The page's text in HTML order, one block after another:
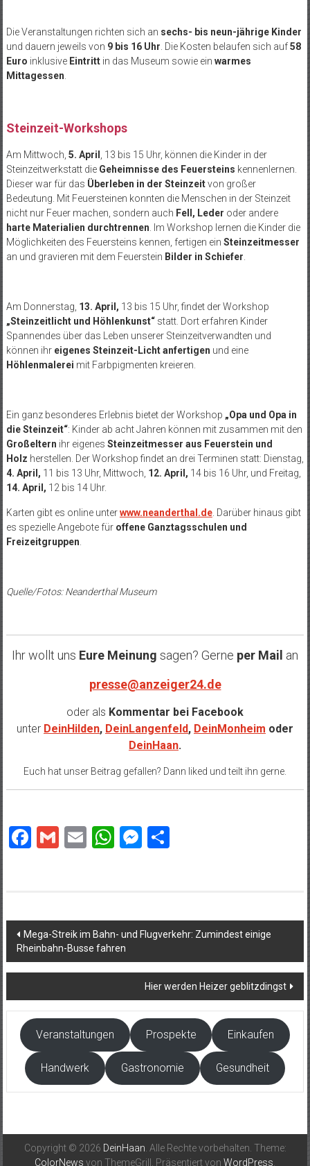
Die Veranstaltungen richten sich an sechs- bis neun-jährige Kinder
und dauern jeweils von 9 bis 16 Uhr . Die Kosten belaufen sich auf58
Euro inklusive Eintrittin das Museum sowie ein warmes
Mittagessen
Steinzeit-Workshops
Am Mittwoch, 5. April , 13 bis 15 Uhr, können die Kinder in der
Steinzeitwerkstatt die Geheimnisse des Feuersteins kennenlernen.
Dieser war für das Überleben in der Steinzeitvon großer
Bedeutung. Mit Feuersteinen konnten die Menschen in der Steinzeit
nicht nur Feuer machen, sondern auch Fell, Leder oder andere
harte Materialien durchtrennen . Im Workshop lernen die Kinder die
Möglichkeiten des Feuersteins kennen, fertigen ein Steinzeitmesser
an und gravieren mit dem Feuerstein Bilder in Schiefer
Am Donnerstag, 13. April, 13 bis 15 Uhr, findet der Workshop
„Steinzeitlicht und Höhlenkunst“statt. Dort erfahren Kinder
Spannendes über das Leben unserer Steinzeitverwandten und
können ihr eigenes Steinzeit-Licht anfertigen und eine
Höhlenmalerei mit Farbpigmenten kreieren.
Ein ganz besonderes Erlebnis bietet der Workshop „Opa und Opa in
die Steinzeit“: Kinder ab acht Jahren können mit zusammen mit den
Großeltern ihr eigenes Steinzeitmesser aus Feuerstein und
Holz herstellen. Der Workshop findet an drei Terminen statt: Dienstag,
4. April, 11 bis 13 Uhr, Mittwoch, 12. April, 14 bis 16 Uhr, und Freitag,
14. April, 12 bis 14 Uhr.
Karten gibt es online unterwww.neanderthal.de. Darüber hinaus gibt
es spezielle Angebote für offene Ganztagsschulen und
Freizeitgruppen
Quelle/Fotos: Neanderthal Museum
Ihr wollt uns Eure Meinung sagen? Gerne per Mail an
presse@anzeiger24.de
oder als Kommentar bei Facebook
unter DeinHilden, DeinLangenfeld, DeinMonheim oder
DeinHaan.
Euch hat unser Beitrag gefallen? Dann liked und teilt ihn gerne.
Facebook
Gmail
EmailWhatsApp
Messenger
Teilen
Beitragsnavigation
Mega-Streik im Bahn- und Flugverkehr: Zumindest einige
Rheinbahn-Busse fahren
Hier werden Heizer geblitzdingst
Veranstaltungen Prospekte Einkaufen
Handwerk Gastronomie Gesundheit
Copyright © 2026 DeinHaan . Alle Rechte vorbehalten. Theme:
ColorNews von ThemeGrill. Präsentiert von WordPress